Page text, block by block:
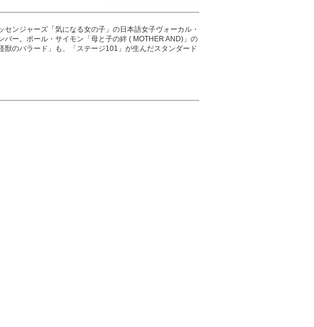
ンジャーズ「気になる女の子」の日本語女子ヴォーカル・
ー。ポール・サイモン「母と子の絆 ( MOTHER AND)」の
のバラード」も、「ステージ101」が生んだスタンダード